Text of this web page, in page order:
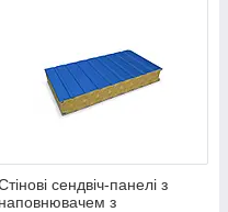
сендвіч-панелі з
наповнювачем з